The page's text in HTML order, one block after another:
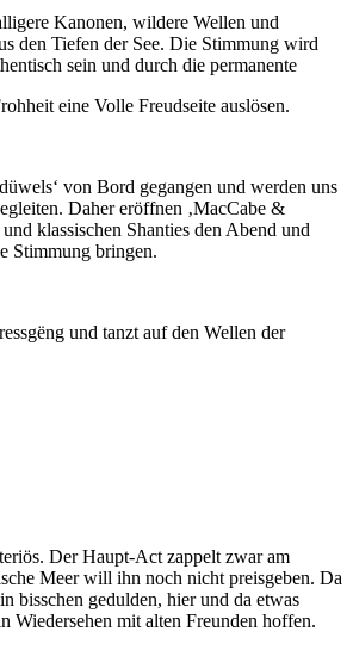
Kanonen, wildere Wellen und
den Tiefen der See. Die Stimmung wird
sein und durch die permanente
eine Volle Freudseite auslösen.
von Bord gegangen und werden uns
Daher eröffnen ‚MacCabe &
klassischen Shanties den Abend und
Stimmung bringen.
und tanzt auf den Wellen der
Der Haupt-Act zappelt zwar am
Meer will ihn noch nicht preisgeben. Da
bisschen gedulden, hier und da etwas
Wiedersehen mit alten Freunden hoffen.